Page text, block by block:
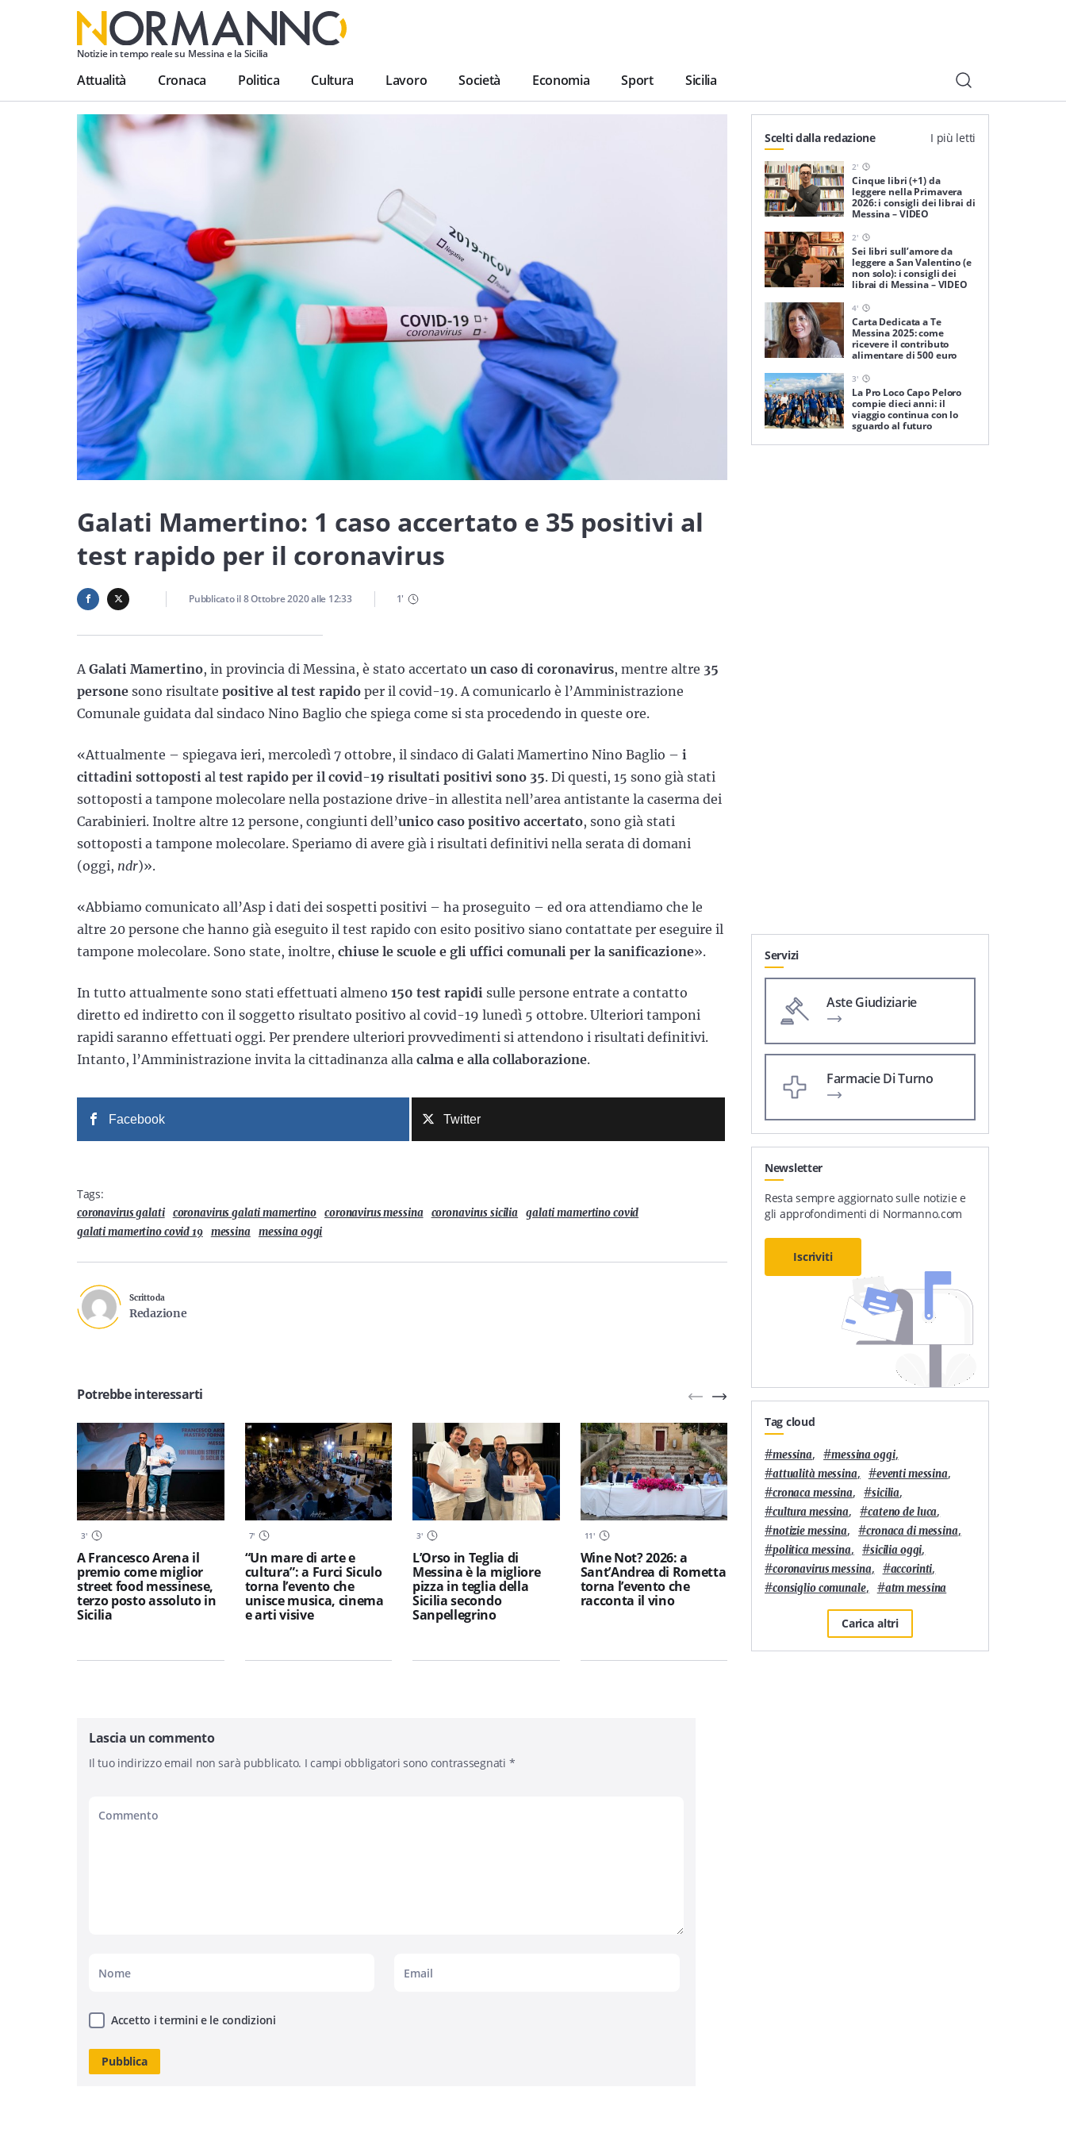
Notizie in tempo reale su Messina e la Sicilia
Attualità Cronaca Politica Cultura Lavoro Società Economia Sport Sicilia
Galati Mamertino: 1 caso accertato e 35 positivi al
test rapido per il coronavirus
Pubblicato il8 Ottobre 2020alle 12:33 1'
A Galati Mamertino, in provincia di Messina, è stato accertato un caso di coronavirus, mentre altre 35
persone sono risultate positive al test rapido per il covid-19. A comunicarlo è l’Amministrazione
Comunale guidata dal sindaco Nino Baglio che spiega come si sta procedendo in queste ore.
«Attualmente – spiegava ieri, mercoledì 7 ottobre, il sindaco di Galati Mamertino Nino Baglio – i
cittadini sottoposti al test rapido per il covid-19 risultati positivi sono 35. Di questi, 15 sono già stati
sottoposti a tampone molecolare nella postazione drive-in allestita nell’area antistante la caserma dei
Carabinieri. Inoltre altre 12 persone, congiunti dell’unico caso positivo accertato, sono già stati
sottoposti a tampone molecolare. Speriamo di avere già i risultati definitivi nella serata di domani
(oggi, ndr)».
«Abbiamo comunicato all’Asp i dati dei sospetti positivi – ha proseguito – ed ora attendiamo che le
altre 20 persone che hanno già eseguito il test rapido con esito positivo siano contattate per eseguire il
tampone molecolare. Sono state, inoltre, chiuse le scuole e gli uffici comunali per la sanificazione».
In tutto attualmente sono stati effettuati almeno 150 test rapidi sulle persone entrate a contatto
diretto ed indiretto con il soggetto risultato positivo al covid-19 lunedì 5 ottobre. Ulteriori tamponi
rapidi saranno effettuati oggi. Per prendere ulteriori provvedimenti si attendono i risultati definitivi.
Intanto, l’Amministrazione invita la cittadinanza alla calma e alla collaborazione.
Facebook Twitter
Tags:
coronavirus galati coronavirus galati mamertino coronavirus messina coronavirus sicilia galati mamertino covid
galati mamertino covid 19
messina messina oggi
Scritto da
Redazione
Potrebbe interessarti
3'
A Francesco Arena il
premio come miglior
street food messinese,
terzo posto assoluto in
Sicilia
7'
“Un mare di arte e
cultura”: a Furci Siculo
torna l’evento che
unisce musica, cinema
e arti visive
3'
L’Orso in Teglia di
Messina è la migliore
pizza in teglia della
Sicilia secondo
Sanpellegrino
11'
Wine Not? 2026: a
Sant’Andrea di Rometta
torna l’evento che
racconta il vino
Residenze universitarie:
Banca Europea per gli
Investimenti e Yugo
affiancheranno
3'
È L’Orso di Messina la
pizzeria siciliana più
longeva nella 50 Top
Lascia un commento
Il tuo indirizzo email non sarà pubblicato. I campi obbligatori sono contrassegnati *
Accetto i termini e le condizioni
Scelti dalla redazione I più letti
2'
Cinque libri (+1) da
leggere nella Primavera
2026: i consigli dei librai di
Messina – VIDEO
2'
Sei libri sull’amore da
leggere a San Valentino (e
non solo): i consigli dei
librai di Messina – VIDEO
4'
Carta Dedicata a Te
Messina 2025: come
ricevere il contributo
alimentare di 500 euro
3'
La Pro Loco Capo Peloro
compie dieci anni: il
viaggio continua con lo
sguardo al futuro
Servizi
Aste Giudiziarie
Farmacie Di Turno
Newsletter
Resta sempre aggiornato sulle notizie e
gli approfondimenti di Normanno.com
Iscriviti
Tag cloud
#messina, #messina oggi,
#attualità messina, #eventi messina,
#cronaca messina, #sicilia,
#cultura messina, #cateno de luca,
#notizie messina, #cronaca di messina,
#politica messina, #sicilia oggi,
#coronavirus messina, #accorinti,
#consiglio comunale, #atm messina
Carica altri